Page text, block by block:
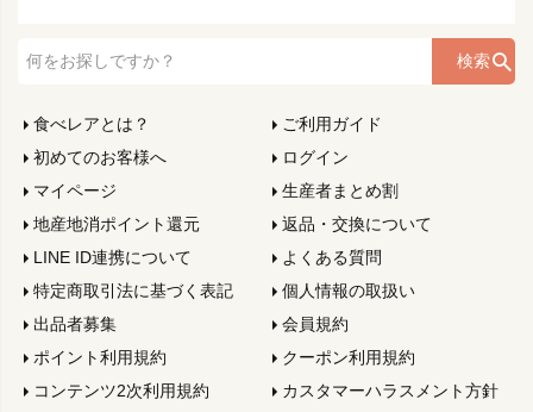
検索
食べレアとは？
ご利用ガイド
初めてのお客様へ
ログイン
マイページ
生産者まとめ割
地産地消ポイント還元
返品・交換について
LINE ID連携について
よくある質問
特定商取引法に基づく表記
個人情報の取扱い
出品者募集
会員規約
ポイント利用規約
クーポン利用規約
コンテンツ2次利用規約
カスタマーハラスメント方針